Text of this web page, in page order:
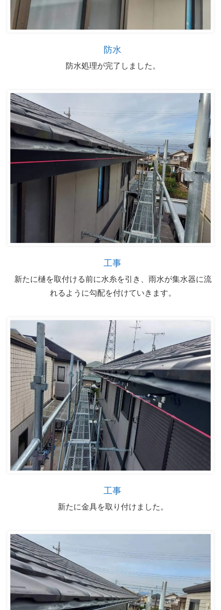
防水
防水処理が完了しました。
工事
新たに樋を取付ける前に水糸を引き、雨水が集水器に流
れるように勾配を付けていきます。
工事
新たに金具を取り付けました。